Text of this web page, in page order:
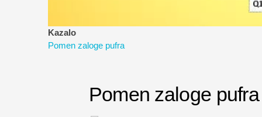
Kazalo
Pomen zaloge pufra
Pomen zaloge pufra